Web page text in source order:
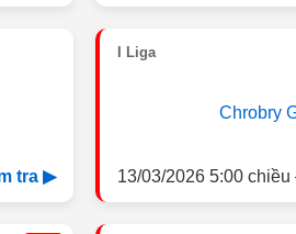
tra ▶
I Liga
Chrobry
13/03/2026 5:00